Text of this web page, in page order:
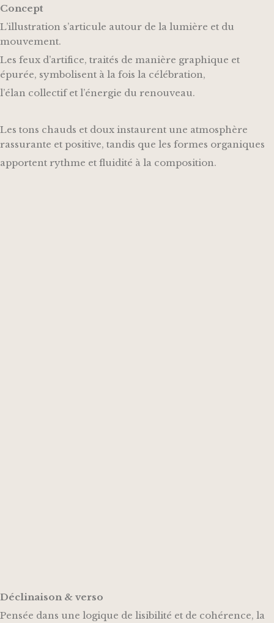
Concept
L’illustration s’articule autour de la lumière et du
mouvement.
Les feux d’artifice, traités de manière graphique et
épurée, symbolisent à la fois la célébration,
l’élan collectif et l’énergie du renouveau.
Les tons chauds et doux instaurent une atmosphère
rassurante et positive, tandis que les formes organiques
apportent rythme et fluidité à la composition.
Déclinaison & verso
Pensée dans une logique de lisibilité et de cohérence, la